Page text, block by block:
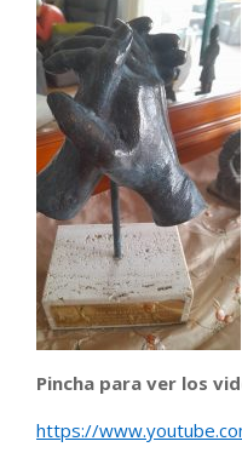
Pincha para ver los
https://